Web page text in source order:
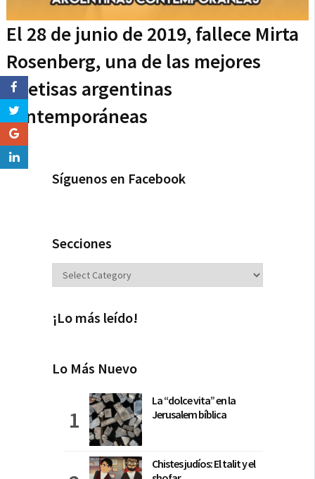
El 28 de junio de 2019, fallece Mirta
Rosenberg, una de las mejores
poetisas argentinas
contemporáneas
Síguenos en Facebook
Secciones
Secciones
¡Lo más leído!
Lo Más Nuevo
La “dolce vita” en la
Jerusalem bíblica
Chistes judíos: El talit y el